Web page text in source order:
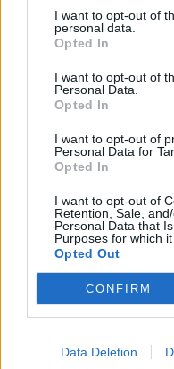
I want to opt-out of
personal data.
Opted In
I want to opt-out of
Personal Data.
Opted In
I want to opt-out of
Personal Data for
Opted In
I want to opt-out of
Retention, Sale,
Personal Data that
Purposes for which it
Opted Out
CONFIRM
Data Deletion
Η